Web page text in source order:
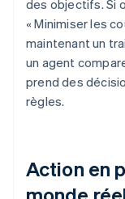
des objectifs. Si
« Minimiser les
maintenant un
un agent
prend des
règles.
Action en